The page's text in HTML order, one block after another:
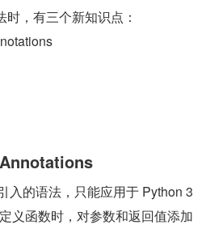
，有三个新知识点：
入的语法，只能应用于 Python 3
义函数时，对参数和返回值添加